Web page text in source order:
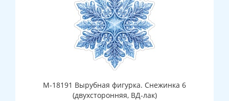
М-18191 Вырубная фигурка. Снежинка 6
(двухсторонняя, ВД-лак)